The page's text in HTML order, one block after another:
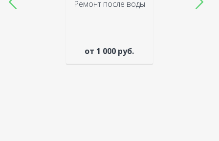
Ремонт после воды
от 1 000 руб.